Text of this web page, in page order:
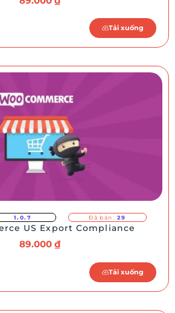
Tải xuống
1.0.7 Đã bán: 29
US Export Compliance
89.000 ₫
Tải xuống